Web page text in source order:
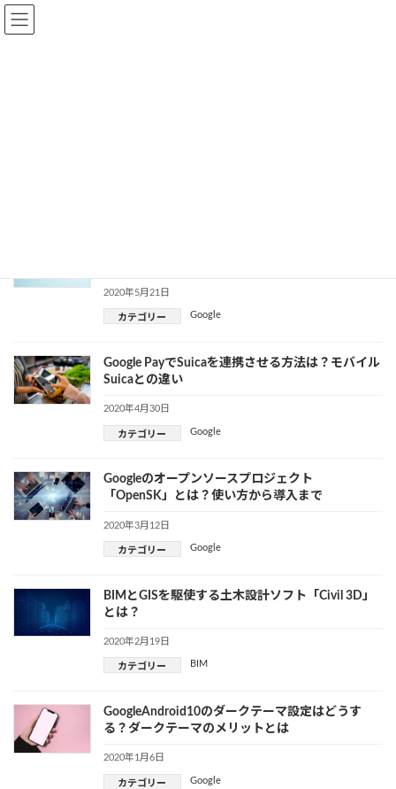
Skip
the
Skip
the
2020年5月21日
カテゴリー Google
Google PayでSuicaを連携させる方法は？モバイル
Suicaとの違い
2020年4月30日
カテゴリー Google
Googleのオープンソースプロジェクト
「OpenSK」とは？使い方から導入まで
2020年3月12日
カテゴリー Google
BIMとGISを駆使する土木設計ソフト「Civil 3D」
とは？
2020年2月19日
カテゴリー BIM
GoogleAndroid10のダークテーマ設定はどうす
る？ダークテーマのメリットとは
2020年1月6日
カテゴリー Google